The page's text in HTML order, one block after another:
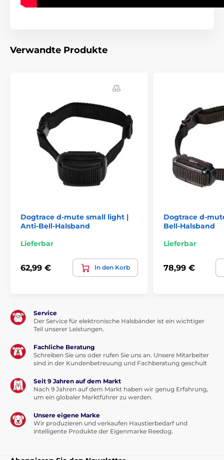
kleinen und leichten Empfänger,der sich
Sie können das feste Nylonhalsband für
einstellen.
Gewicht und Abmessungen
Das kleine, leichte und
ergonomisch
geformtes Halsband
misst 3,5 x 3,5 cm
und wiegt nur 50 Gramm (ohne Akku).
Technische Spezifikationen können ohne vorherige
Halsbänder gegen Bellen
Für kleine Hunde
Für mittelgroße Hunde
Ton Tauchbar
Verwandte Produkte
Dogtrace d-mute small light |
Anti-Bell-Halsband
Lieferbar
62,99 € In den Korb
Dogtrace d-
Bell-Halsband
Lieferbar
78,99 €
Service
Der Service für elektronische Halsbänder ist ein wichtiger
Teil unserer Leistungen.
Fachliche Beratung
Schreiben Sie uns oder rufen Sie uns an. Unsere Mitarbeiter
sind in der Kundenbetreuung und Fachberatung geschult
Seit 9 Jahren auf dem Markt
Nach 9 Jahren auf dem Markt haben wir genug Erfahrung,
um ein globaler Marktführer zu werden.
Unsere eigene Marke
Wir produzieren und verkaufen Haustierbedarf und
intelligente Produkte der Eigenmarke Reedog.